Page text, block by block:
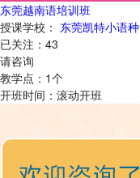
东莞越南语培训班
授课学校： 东莞凯特小语种
已关注： 43
请咨询
教学点： 1个
开班时间： 滚动开班